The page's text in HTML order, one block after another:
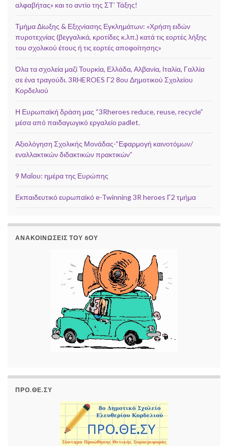
αλφαβήτας» και το αντίο της ΣΤ’ Τάξης!
Τμήμα Δίωξης & Εξιχνίασης Εγκλημάτων: «Χρήση ειδών
πυροτεχνίας (βεγγαλικά, κροτίδες κ.λπ.) κατά τις εορτές λήξης
του σχολικού έτους ή τις εορτές αποφοίτησης»
Όλα τα σχολεία μαζί Τουρκία, Ελλάδα, Αλβανία, Ιταλία, Γαλλία
σε ένα τραγούδι. 3RHEROES Γ2 8ου Δημοτικού Σχολείου
Κορδελιού
Η Ευρωπαϊκή δράση μας “3Rheroes reduce, reuse, recycle”
μέσα από παιδαγωγικό εργαλείο padlet.
Αξιολόγηση Σχολικής Μονάδας-“Εφαρμογή καινοτόμων/
εναλλακτικών διδακτικών πρακτικών”
9 Μαΐου: ημέρα της Ευρώπης
Εκπαιδευτικό ευρωπαϊκό e-Twinning 3R heroes Γ2 τμήμα
ΑΝΑΚΟΙΝΏΣΕΙΣ ΤΟΥ 8ΟΥ
ΠΡΟ.ΘΕ.ΣΥ